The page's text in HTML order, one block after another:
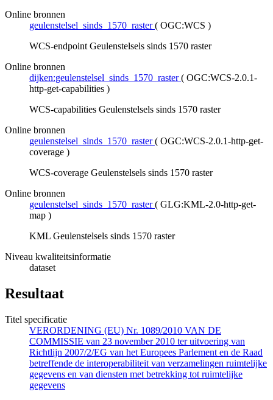
Online bronnen
geulenstelsel_sinds_1570_raster ( OGC:WCS )
WCS-endpoint Geulenstelsels sinds 1570 raster
Online bronnen
dijken:geulenstelsel_sinds_1570_raster ( OGC:WCS-2.0.1-
http-get-capabilities )
WCS-capabilities Geulenstelsels sinds 1570 raster
Online bronnen
geulenstelsel_sinds_1570_raster ( OGC:WCS-2.0.1-http-get-
coverage )
WCS-coverage Geulenstelsels sinds 1570 raster
Online bronnen
geulenstelsel_sinds_1570_raster ( GLG:KML-2.0-http-get-
map )
KML Geulenstelsels sinds 1570 raster
Niveau kwaliteitsinformatie
dataset
Resultaat
Titel specificatie
VERORDENING (EU) Nr. 1089/2010 VAN DE
COMMISSIE van 23 november 2010 ter uitvoering van
Richtlijn 2007/2/EG van het Europees Parlement en de Raad
betreffende de interoperabiliteit van verzamelingen ruimtelijke
gegevens en van diensten met betrekking tot ruimtelijke
gegevens